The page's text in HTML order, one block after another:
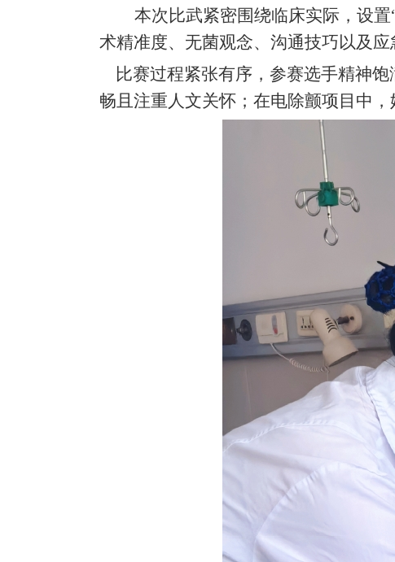
本次比武紧密围绕临床实际，设置
术精准度、无菌观念、沟通技巧以及应
比赛过程紧张有序，参赛选手精神饱
畅且注重人文关怀；在电除颤项目中